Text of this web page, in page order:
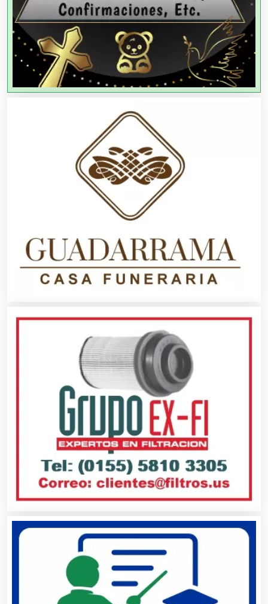
Agencias de Viajes
Agricultores
Agricultura y Ganadería
Agua Purificada
Aire Acondicionado
Alarmas
Alimentos
Almacenaje
Alquiler de Autos
Alquiler de Equipos para Fiestas
Alquiler de Sillas y Mesas
Alquiler de Trajes de Etiqueta